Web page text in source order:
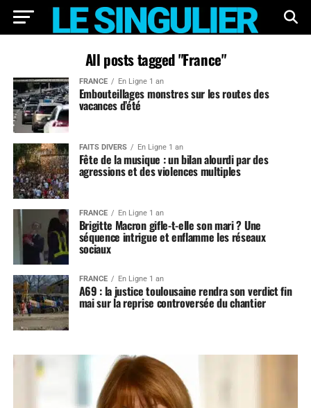
All posts tagged "France"
FRANCE En Ligne 1 an
Embouteillages monstres sur les routes des
vacances d’été
FAITS DIVERS En Ligne 1 an
Fête de la musique : un bilan alourdi par des
agressions et des violences multiples
FRANCE En Ligne 1 an
Brigitte Macron gifle-t-elle son mari ? Une
séquence intrigue et enflamme les réseaux
sociaux
FRANCE En Ligne 1 an
A69 : la justice toulousaine rendra son verdict fin
mai sur la reprise controversée du chantier